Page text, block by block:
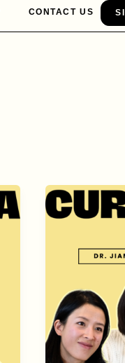
CONTACT US